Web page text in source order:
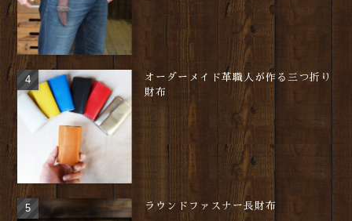
オーダーメイド革職人が作る三つ折り
財布
ラウンドファスナー長財布